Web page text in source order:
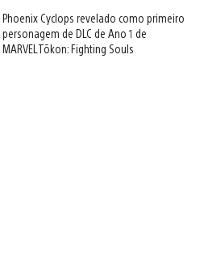
Phoenix Cyclops revelado como primeiro
personagem de DLC de Ano 1 de
MARVEL Tōkon: Fighting Souls